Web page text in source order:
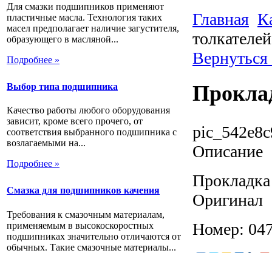
Для смазки подшипников применяют
пластичные масла. Технология таких
масел предполагает наличие загустителя,
образующего в масляной...
Подробнее »
Выбор типа подшипника
Качество работы любого оборудования
зависит, кроме всего прочего, от
соответствия выбранного подшипника с
возлагаемыми на...
Подробнее »
Смазка для подшипников качения
Требования к смазочным материалам,
применяемым в высокоскоростных
подшипниках значительно отличаются от
обычных. Такие смазочные материалы...
Главная
толкателей
Описание
Оригинал
Номер: